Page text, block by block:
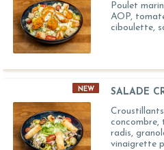
Poulet
AOP,
ciboulette,
NEW SALADE
concombre,
radis,
vinaigrette